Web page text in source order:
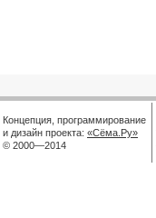
Концепция, программирование
и дизайн проекта: «Сёма.Ру»
© 2000—2014